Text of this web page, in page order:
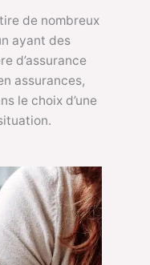
de nombreux
ayant des
d’assurance
assurances,
le choix d’une